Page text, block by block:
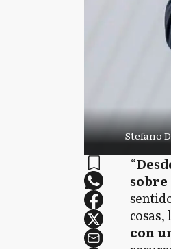
Stefano
“
cosas, l
con